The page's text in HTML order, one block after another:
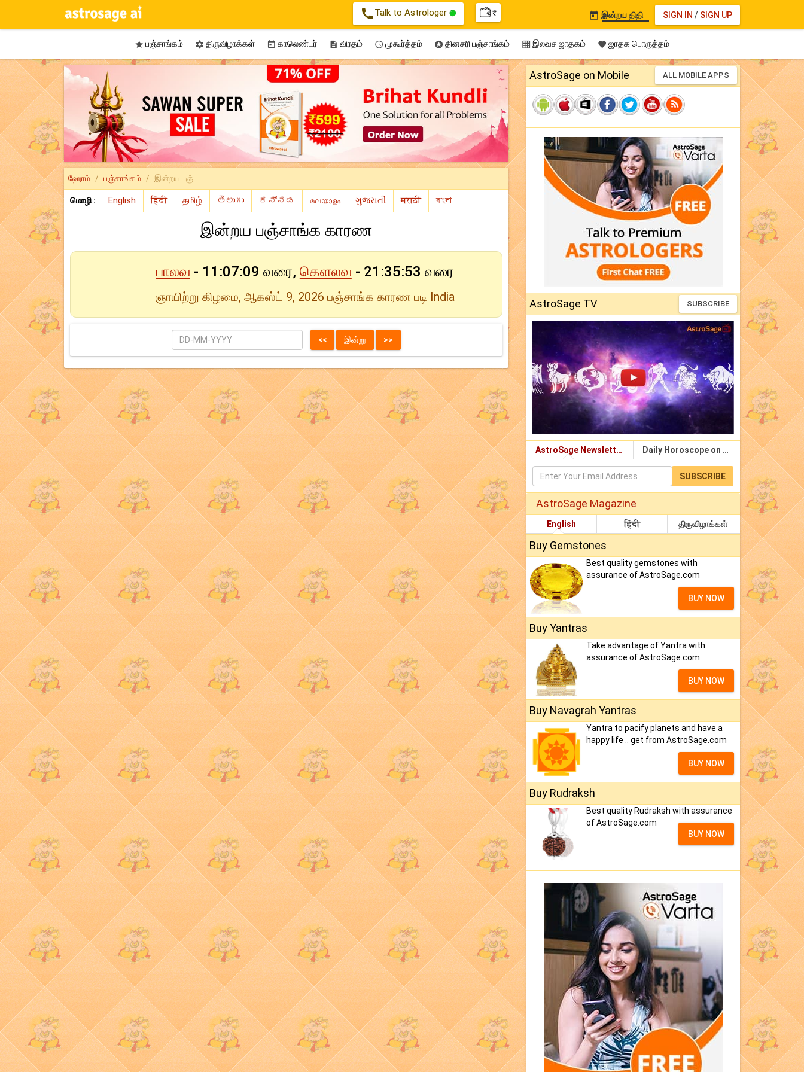
call Talk to Astrologer ₹ SIGN IN / SIGN UP
 இன்றய திதி
 பஞ்சாங்கம்  திருவிழாக்கள்  காலெண்டர்  விரதம்  முகூர்த்தம்  தினசரி பஞ்சாங்கம்  இலவச ஜாதகம்  ஜாதக பொருத்தம்
ஹோம் பஞ்சாங்கம் இன்றய பஞ்..
மொழி :
இன்றய பஞ்சாங்க காரண
பாலவ - 11:07:09 வரை, கௌலவ - 21:35:53 வரை
ஞாயிற்று கிழமை, ஆகஸ்ட் 9, 2026 பஞ்சாங்க காரண படி India
தேதி
AstroSage on Mobile ALL MOBILE APPS
AstroSage TV SUBSCRIBE
AstroSage Newsletter Daily Horoscope on Email
SUBSCRIBE
AstroSage Magazine
English हिंदी திருவிழாக்கள்
Buy Gemstones
Best quality gemstones with
assurance of AstroSage.com
BUY NOW
Buy Yantras
Take advantage of Yantra with
assurance of AstroSage.com
BUY NOW
Buy Navagrah Yantras
Yantra to pacify planets and have a
happy life .. get from AstroSage.com
BUY NOW
Buy Rudraksh
Best quality Rudraksh with assurance
of AstroSage.com
BUY NOW